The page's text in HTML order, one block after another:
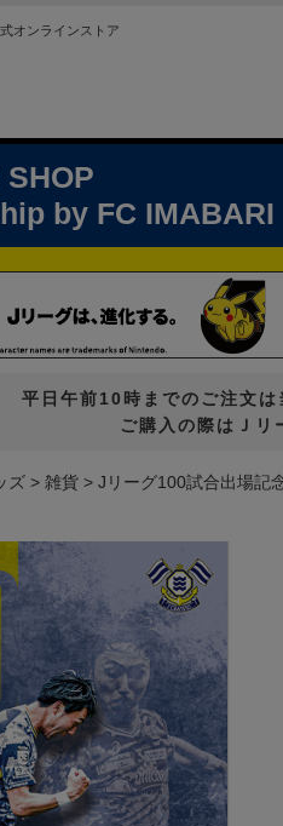
オンラインストア
by FC IMABARI
平日午前10時までのご注文は
ご購入の際はＪリ
ズ 雑貨 Jリーグ100試合出場記